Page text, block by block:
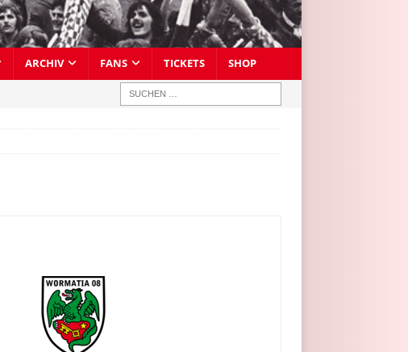
ARCHIV FANS TICKETS SHOP